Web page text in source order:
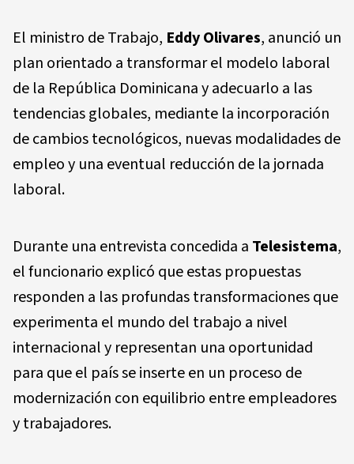
El ministro de Trabajo, Eddy Olivares, anunció un
plan orientado a transformar el modelo laboral
de la República Dominicana y adecuarlo a las
tendencias globales, mediante la incorporación
de cambios tecnológicos, nuevas modalidades de
empleo y una eventual reducción de la jornada
laboral.
Durante una entrevista concedida a Telesistema,
el funcionario explicó que estas propuestas
responden a las profundas transformaciones que
experimenta el mundo del trabajo a nivel
internacional y representan una oportunidad
para que el país se inserte en un proceso de
modernización con equilibrio entre empleadores
y trabajadores.